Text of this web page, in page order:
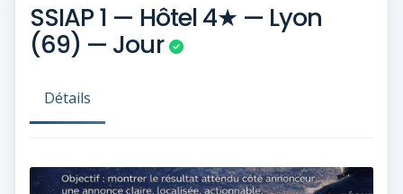
SSIAP 1 — Hôtel 4★ — Lyon
(69) — Jour
Détails